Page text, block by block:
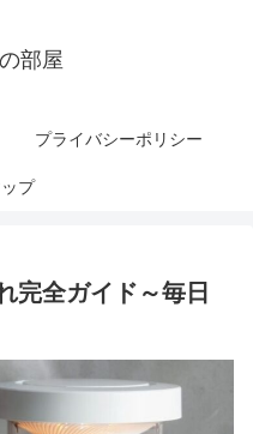
部屋
プライバシーポリシー
プ
完全ガイド～毎日